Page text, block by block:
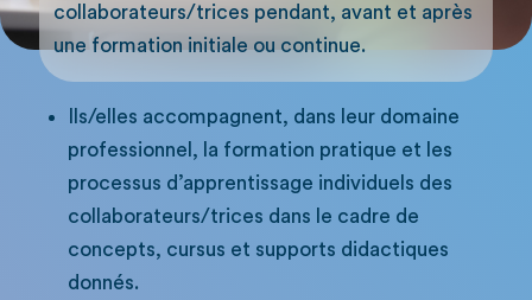
collaborateurs/trices pendant, avant et après
une formation initiale ou continue.
Ils/elles accompagnent, dans leur domaine
professionnel, la formation pratique et les
processus d’apprentissage individuels des
collaborateurs/trices dans le cadre de
concepts, cursus et supports didactiques
donnés.